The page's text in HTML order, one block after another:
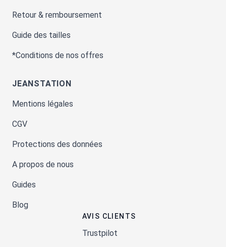
Retour & remboursement
Guide des tailles
*Conditions de nos offres
JEANSTATION
Mentions légales
CGV
Protections des données
A propos de nous
Guides
Blog
AVIS CLIENTS
Trustpilot